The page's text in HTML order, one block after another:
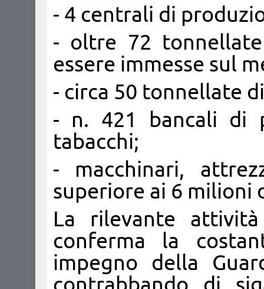
- 4 centrali di
- oltre 72
essere immesse sul
- circa 50 tonnellate
- n. 421 bancali di
tabacchi;
- macchinari,
superiore ai 6 milioni
La rilevante
conferma la
impegno della
contrabbando di